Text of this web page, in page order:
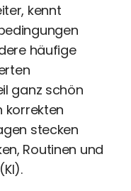
kennt
häufige
ganz schön
korrekten
stecken
Routinen und